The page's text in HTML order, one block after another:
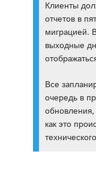
Клиенты
отчетов в
миграцией.
выходные
Все
очередь в
обновления,
как это